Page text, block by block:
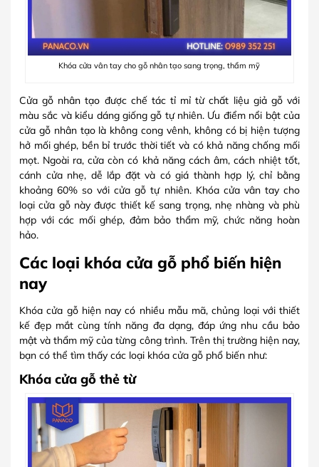
Khóa cửa vân tay cho gỗ nhân tạo sang trọng, thẩm mỹ
Cửa gỗ nhân tạo được chế tác tỉ mỉ từ chất liệu giả gỗ với
màu sắc và kiểu dáng giống gỗ tự nhiên. Ưu điểm nổi bật của
cửa gỗ nhân tạo là không cong vênh, không có bị hiện tượng
hở mối ghép, bền bỉ trước thời tiết và có khả năng chống mối
mọt. Ngoài ra, cửa còn có khả năng cách âm, cách nhiệt tốt,
cánh cửa nhẹ, dễ lắp đặt và có giá thành hợp lý, chỉ bằng
khoảng 60% so với cửa gỗ tự nhiên. Khóa cửa vân tay cho
loại cửa gỗ này được thiết kế sang trọng, nhẹ nhàng và phù
hợp với các mối ghép, đảm bảo thẩm mỹ, chức năng hoàn
hảo.
Các loại khóa cửa gỗ phổ biến hiện
nay
Khóa cửa gỗ hiện nay có nhiều mẫu mã, chủng loại với thiết
kế đẹp mắt cùng tính năng đa dạng, đáp ứng nhu cầu bảo
mật và thẩm mỹ của từng công trình. Trên thị trường hiện nay,
bạn có thể tìm thấy các loại khóa cửa gỗ phổ biến như:
Khóa cửa gỗ thẻ từ